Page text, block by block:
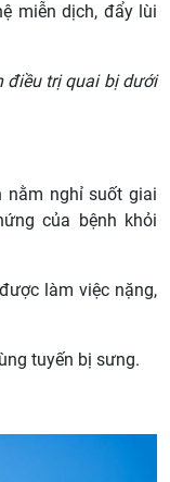
miễn dịch, đẩy lùi
điều trị quai bị dưới
nằm nghỉ suốt giai
của bệnh khỏi
làm việc nặng,
tuyến bị sưng.